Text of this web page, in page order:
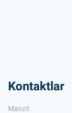
Kontaktlar
Manzil: